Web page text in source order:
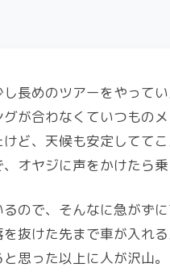
長めのツアーをやって
が合わなくていつもの
ど、天候も安定してて
オヤジに声をかけたら
ので、そんなに急がず
抜けた先まで車が入れ
思った以上に人が沢山。